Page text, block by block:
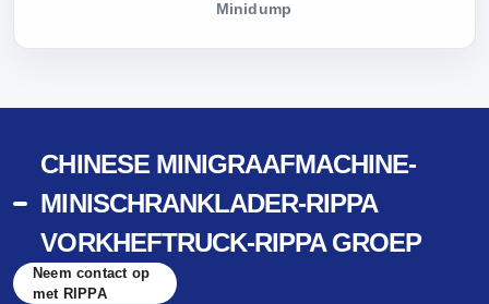
Minidump
CHINESE MINIGRAAFMACHINE-
MINISCHRANKLADER-RIPPA
VORKHEFTRUCK-RIPPA GROEP
Neem contact op
met RIPPA